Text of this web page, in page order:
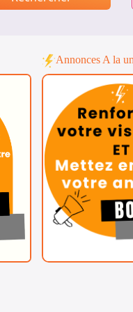
Annonces A la